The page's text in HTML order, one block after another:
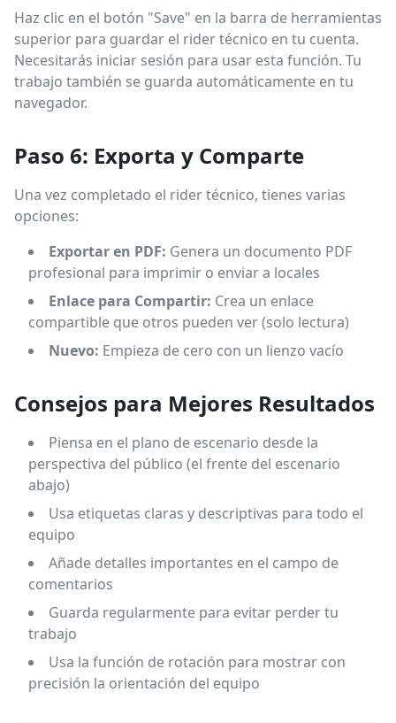
Haz clic en el botón "Save" en la barra de herramientas
superior para guardar el rider técnico en tu cuenta.
Necesitarás iniciar sesión para usar esta función. Tu
trabajo también se guarda automáticamente en tu
navegador.
Paso 6: Exporta y Comparte
Una vez completado el rider técnico, tienes varias
opciones:
Exportar en PDF: Genera un documento PDF
profesional para imprimir o enviar a locales
Enlace para Compartir: Crea un enlace
compartible que otros pueden ver (solo lectura)
Nuevo: Empieza de cero con un lienzo vacío
Consejos para Mejores Resultados
Piensa en el plano de escenario desde la
perspectiva del público (el frente del escenario
abajo)
Usa etiquetas claras y descriptivas para todo el
equipo
Añade detalles importantes en el campo de
comentarios
Guarda regularmente para evitar perder tu
trabajo
Usa la función de rotación para mostrar con
precisión la orientación del equipo